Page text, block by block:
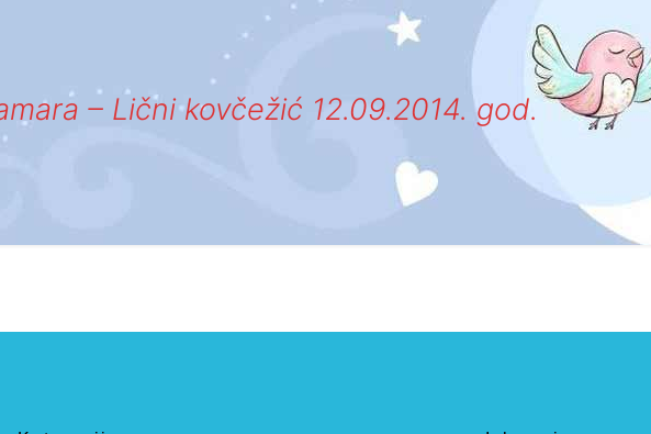
– Lični kovčežić 12.09.2014. god.